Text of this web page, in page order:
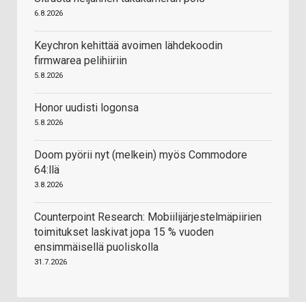
6.8.2026
Keychron kehittää avoimen lähdekoodin
firmwarea pelihiiriin
5.8.2026
Honor uudisti logonsa
5.8.2026
Doom pyörii nyt (melkein) myös Commodore
64:llä
3.8.2026
Counterpoint Research: Mobiilijärjestelmäpiirien
toimitukset laskivat jopa 15 % vuoden
ensimmäisellä puoliskolla
31.7.2026